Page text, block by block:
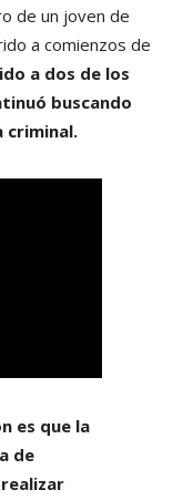
de un joven de
a comienzos de
a dos de los
buscando
criminal.
es que la
de